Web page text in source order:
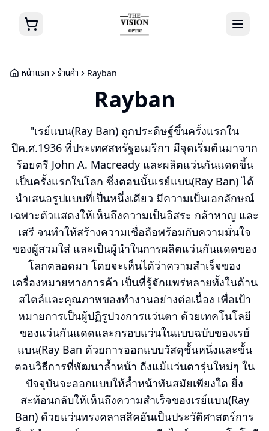
หน้าแรก ร้านค้า Rayban
Rayban
"เรย์แบน(Ray Ban) ถูกประดิษฐ์ขึ้นครั้งแรกใน
ปีค.ศ.1936 ที่ประเทศสหรัฐอเมริกา มีจุดเริ่มต้นมาจาก
ร้อยตรี John A. Macready และผลิตแว่นกันแดดขึ้น
เป็นครั้งแรกในโลก ซึ่งตอนนั้นเรย์แบน(Ray Ban) ได้
นำเสนอรูปแบบที่เป็นหนึ่งเดียว มีความเป็นเอกลักษณ์
เฉพาะตัวแสดงให้เห็นถึงความเป็นอิสระ กล้าหาญ และ
เสรี จนทำให้สร้างความเชื่อถือพร้อมกับความมั่นใจ
ของผู้สวมใส่ และเป็นผู้นำในการผลิตแว่นกันแดดของ
โลกตลอดมา โดยจะเห็นได้ว่าความสำเร็จของ
เครื่องหมายทางการค้า เป็นที่รู้จักแพร่หลายทั้งในด้าน
สไตล์และคุณภาพของทำงานอย่างต่อเนื่อง เพื่อเป้า
หมายการเป็นผู้ปฏิรูปวงการแว่นตา ด้วยเทคโนโลยี
ของแว่นกันแดดและกรอบแว่นในแบบฉบับของเรย์
แบน(Ray Ban ด้วยการออกแบบวัสดุชั้นหนึ่งและขั้น
ตอนวิธีการที่พัฒนาล้ำหน้า ถีงแม้แว่นตารุ่นใหม่ๆ ใน
ปัจจุบันจะออกแบบให้ล้ำหน้าทันสมัยเพียงใด ยิ่ง
สะท้อนกลับให้เห็นถึงความสำเร็จของเรย์แบน(Ray
Ban) ด้วยแว่นทรงคลาสสิคอันเป็นประวัติศาสตร์การ